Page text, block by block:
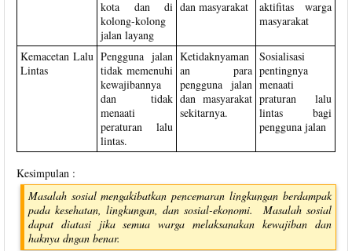
kota dan di
kolong-kolong
jalan layang
dan masyarakat
aktifitas warga
masyarakat
Kemacetan Lalu
Lintas
Pengguna jalan
tidak memenuhi
kewajibannya
dan tidak
menaati
peraturan lalu
lintas.
Ketidaknyaman
an para
pengguna jalan
dan masyarakat
sekitarnya.
Sosialisasi
pentingnya
menaati
praturan lalu
lintas bagi
pengguna jalan
Kesimpulan :
Masalah sosial mengakibatkan pencemaran lingkungan berdampak
pada kesehatan, lingkungan, dan sosial-ekonomi. Masalah sosial
dapat diatasi jika semua warga melaksanakan kewajiban dan
haknya dngan benar.